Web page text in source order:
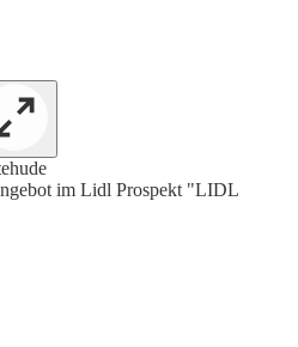
im Lidl Prospekt "LIDL